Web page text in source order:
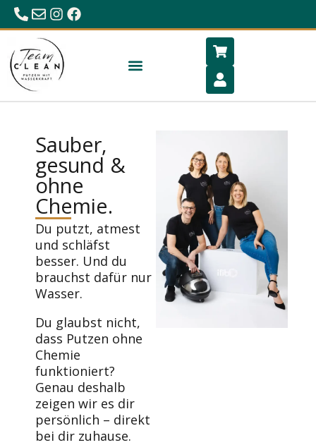
0680/23 86 984
office@hygiene-schlafen.com
Sauber,
gesund &
ohne
Chemie.
Du putzt, atmest
und schläfst
besser. Und du
brauchst dafür nur
Wasser.
Du glaubst nicht,
dass Putzen ohne
Chemie
funktioniert?
Genau deshalb
zeigen wir es dir
persönlich – direkt
bei dir zuhause.